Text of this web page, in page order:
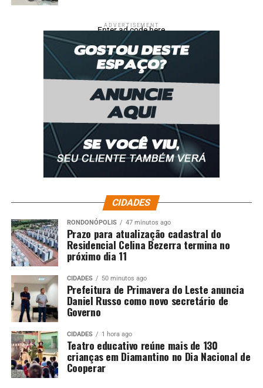
ADVERTISEMENT
Enter ad code here
CIDADES
RONDONÓPOLIS 47 minutos ago
Prazo para atualização cadastral do
Residencial Celina Bezerra termina no
próximo dia 11
CIDADES 50 minutos ago
Prefeitura de Primavera do Leste anuncia
Daniel Russo como novo secretário de
Governo
CIDADES 1 hora ago
Teatro educativo reúne mais de 130
crianças em Diamantino no Dia Nacional de
Cooperar